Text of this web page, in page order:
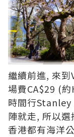
繼續前進, 來
場費CA$29 (
時間行Stanley
陣就走, 所以
香港都有海洋